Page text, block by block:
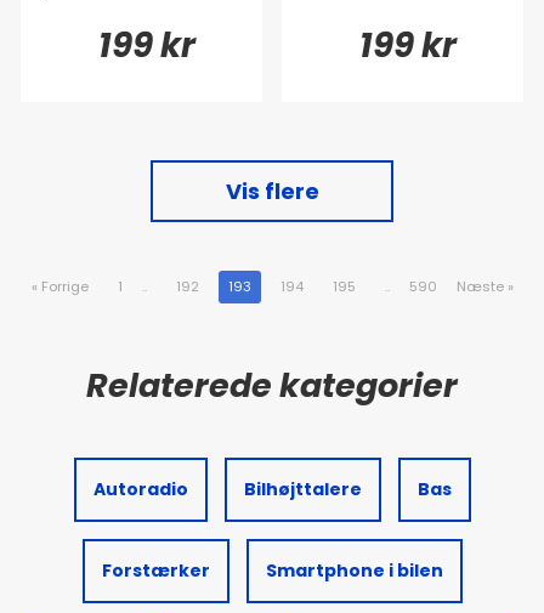
199 kr 199 kr
Vis flere
« Forrige 1 .. 192 193 194 195 .. 590 Næste »
Autoradio Bilhøjttalere Bas
Forstærker Smartphone i bilen